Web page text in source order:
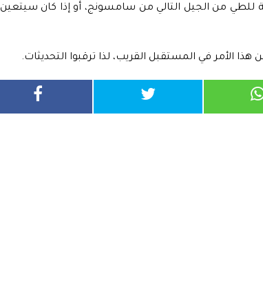
للطي من الجيل التالي من سامسونج، أو إذا كان سيتعين
الأمر في المستقبل القريب، لذا ترقبوا التحديثات.